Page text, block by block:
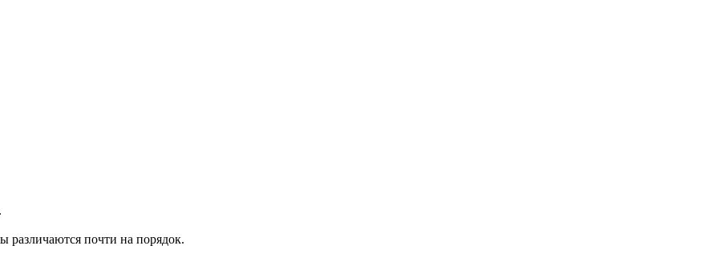
различаются почти на порядок.